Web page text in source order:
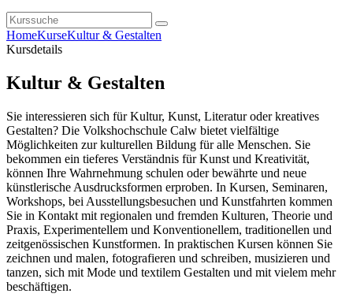
HomeKurseKultur & Gestalten
Kursdetails
Kultur & Gestalten
Sie interessieren sich für Kultur, Kunst, Literatur oder kreatives
Gestalten? Die Volkshochschule Calw bietet vielfältige
Möglichkeiten zur kulturellen Bildung für alle Menschen. Sie
bekommen ein tieferes Verständnis für Kunst und Kreativität,
können Ihre Wahrnehmung schulen oder bewährte und neue
künstlerische Ausdrucksformen erproben. In Kursen, Seminaren,
Workshops, bei Ausstellungsbesuchen und Kunstfahrten kommen
Sie in Kontakt mit regionalen und fremden Kulturen, Theorie und
Praxis, Experimentellem und Konventionellem, traditionellen und
zeitgenössischen Kunstformen. In praktischen Kursen können Sie
zeichnen und malen, fotografieren und schreiben, musizieren und
tanzen, sich mit Mode und textilem Gestalten und mit vielem mehr
beschäftigen.